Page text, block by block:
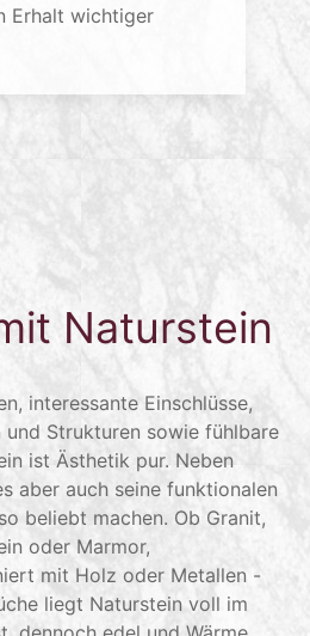
Erhalt wichtiger
Naturstein
interessante Einschlüsse,
und Strukturen sowie fühlbare
ist Ästhetik pur. Neben
aber auch seine funktionalen
beliebt machen. Ob Granit,
oder Marmor,
mit Holz oder Metallen -
liegt Naturstein voll im